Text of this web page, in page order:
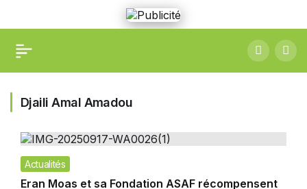
Djaili Amal Amadou
Actualités
Eran Moas et sa Fondation ASAF récompensent